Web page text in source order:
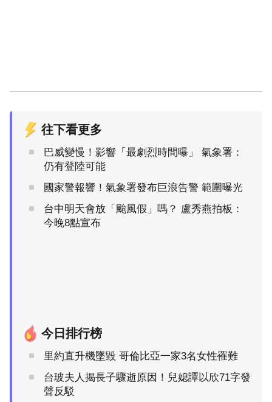
往下看更多
巴威變慢！影響「最劇烈時間曝」 氣象署：
仍有登陸可能
國家警報響！氣象署發布巨浪告警 範圍曝光
台中明天會放「颱風假」嗎？ 盧秀燕拍板：
今晚8點宣布
今日排行榜
里約直升機墜毀 哥倫比亞一家3名女性罹難
台玻夫人揭長子驟逝原因！兒媳譚以欣71字發
聲反駁